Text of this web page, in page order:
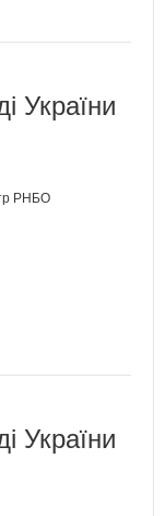
України
РНБО
України